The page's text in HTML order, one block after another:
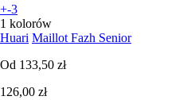
+-3
1 kolorów
Huari Maillot Fazh Senior
Od 133,50 zł
126,00 zł